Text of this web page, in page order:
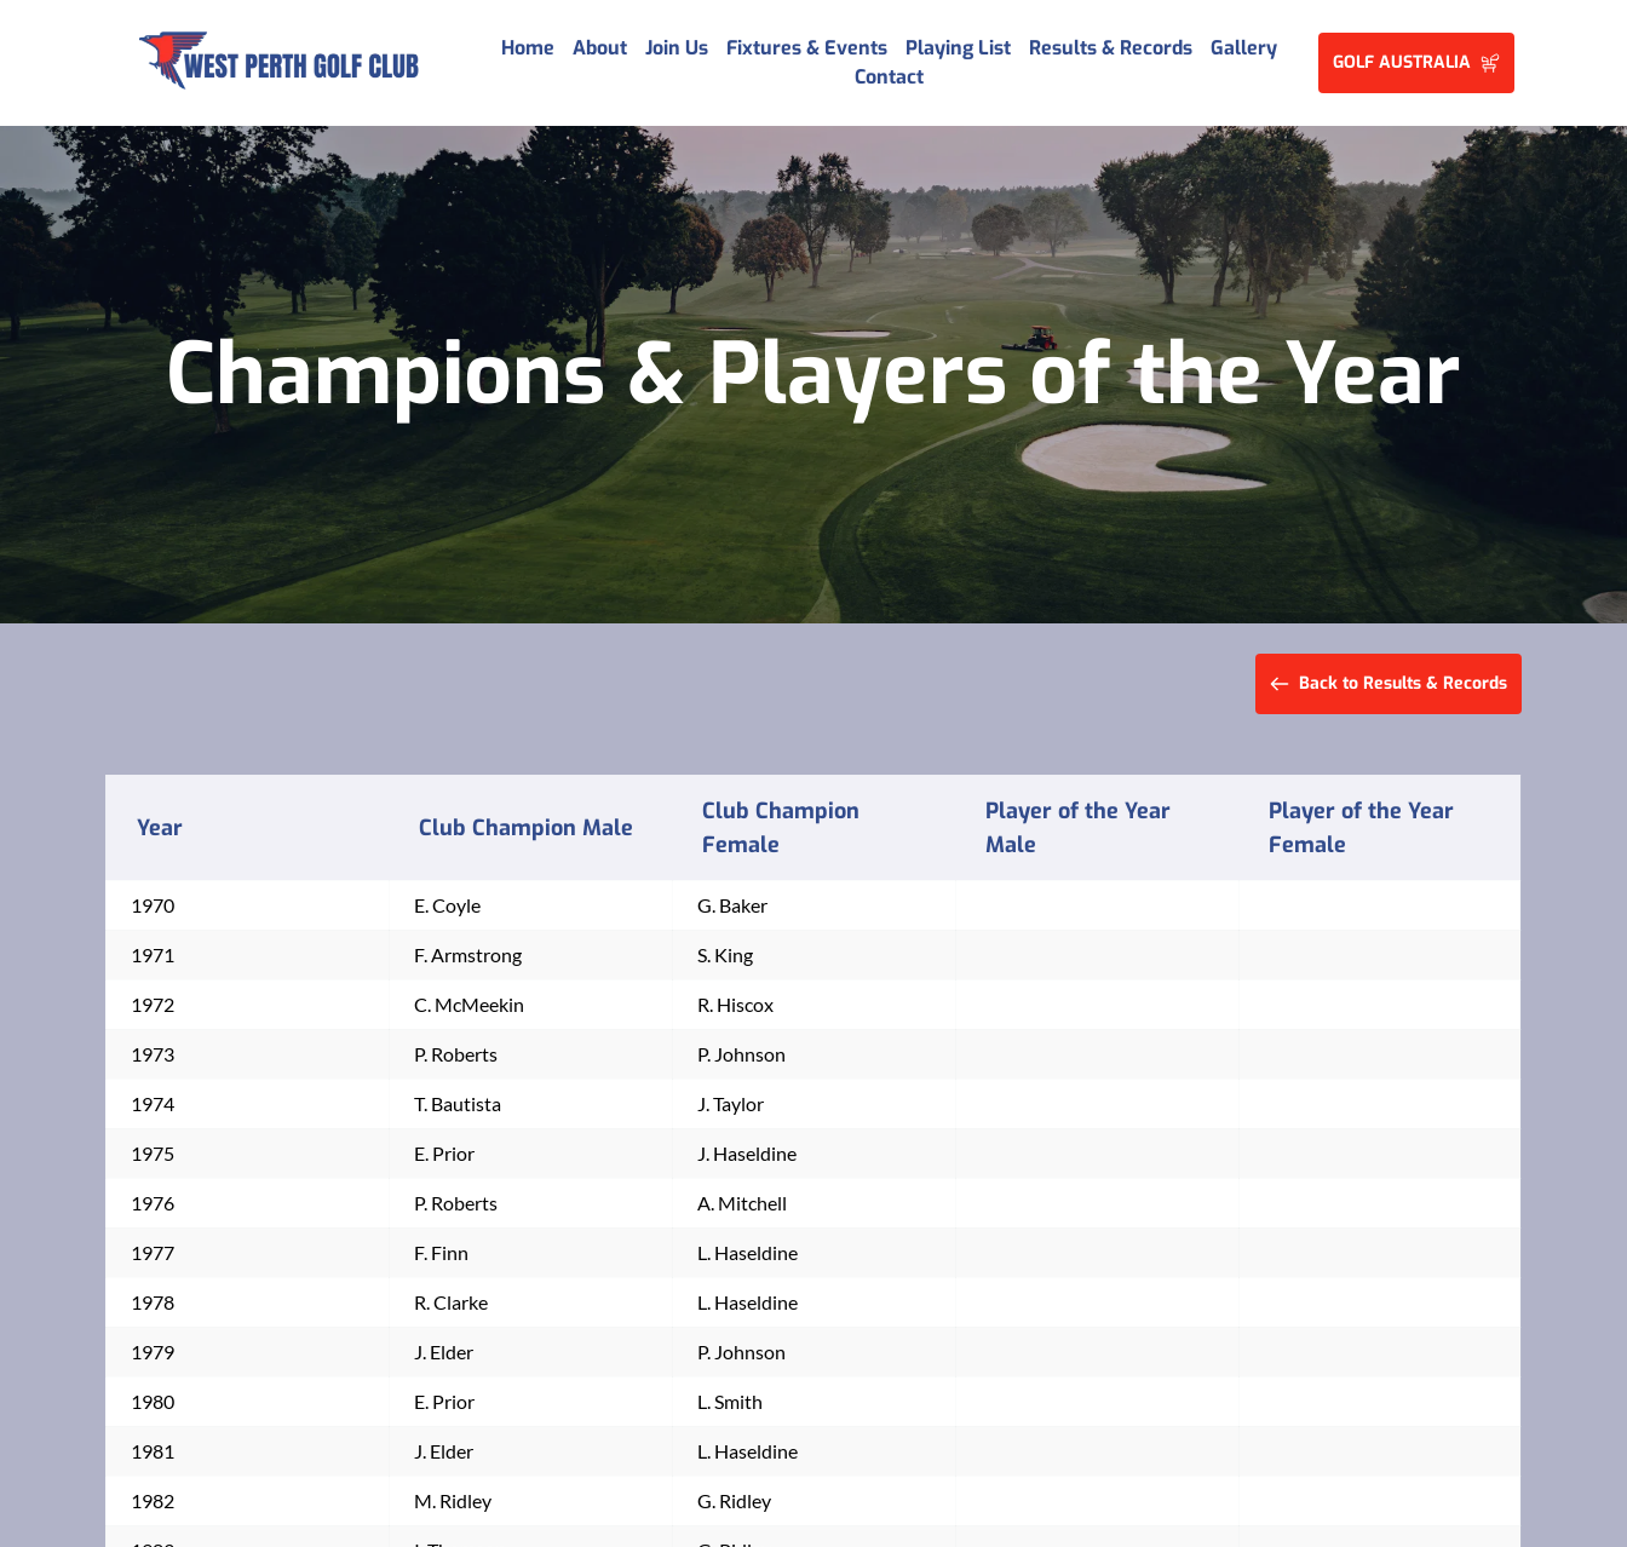
Home About Join Us Fixtures & Events Playing List Results & Records
Gallery
Contact
GOLF AUSTRALIA
Champions & Players of the Year
Back to Results & Records
Year Club Champion Male
Club Champion
Female
Player of the Year
Male
Player of the Year
Female
1970 E. Coyle G. Baker
1971 F. Armstrong S. King
1972 C. McMeekin R. Hiscox
1973 P. Roberts P. Johnson
1974 T. Bautista J. Taylor
1975 E. Prior J. Haseldine
1976 P. Roberts A. Mitchell
1977 F. Finn L. Haseldine
1978 R. Clarke L. Haseldine
1979 J. Elder P. Johnson
1980 E. Prior L. Smith
1981 J. Elder L. Haseldine
1982 M. Ridley G. Ridley